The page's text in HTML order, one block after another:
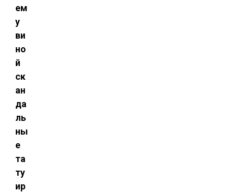
ем
у
ви
но
й
ск
ан
да
ль
ны
е
та
ту
ир